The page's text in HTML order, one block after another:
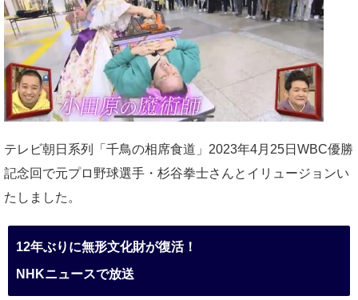
テレビ朝日系列「千鳥の相席食道」2023年4月25日WBC優勝
記念回で元プロ野球選手・杉谷拳士さんとイリュージョンい
たしました。
12年ぶりに無形文化財が復活！
NHKニュースで放送